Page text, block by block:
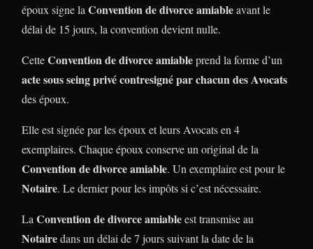
époux signe la Convention de divorce amiableavant le
délai de 15 jours, la convention devient nulle.
CetteConvention de divorce amiableprend la forme d’un
acte sous seing privé contresigné par chacun des Avocats
des époux.
Elle est signée par les époux et leurs Avocats en 4
exemplaires. Chaque époux conserve un original de la
Convention de divorce amiable. Un exemplaire est pour le
Notaire. Le dernier pour les impôts si c’est nécessaire.
La Convention de divorce amiableest transmise au
Notairedans un délai de 7 jours suivant la date de la